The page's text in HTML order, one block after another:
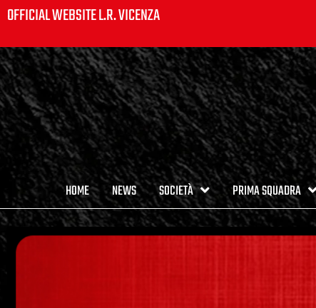
OFFICIAL WEBSITE L.R. VICENZA
HOME NEWS SOCIETÀ PRIMA SQUADRA